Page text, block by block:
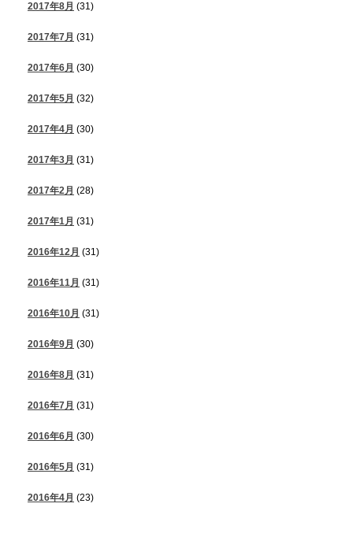
2017年8月 (31)
2017年7月 (31)
2017年6月 (30)
2017年5月 (32)
2017年4月 (30)
2017年3月 (31)
2017年2月 (28)
2017年1月 (31)
2016年12月 (31)
2016年11月 (31)
2016年10月 (31)
2016年9月 (30)
2016年8月 (31)
2016年7月 (31)
2016年6月 (30)
2016年5月 (31)
2016年4月 (23)